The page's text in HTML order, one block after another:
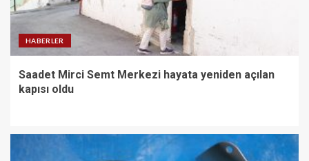
HABERLER
Saadet Mirci Semt Merkezi hayata yeniden açılan
kapısı oldu